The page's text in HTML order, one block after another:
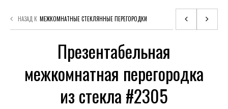
НАЗАД К МЕЖКОМНАТНЫЕ СТЕКЛЯННЫЕ ПЕРЕГОРОДКИ
Презентабельная
межкомнатная перегородка
из стекла #2305